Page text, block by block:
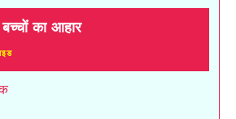
का आहार